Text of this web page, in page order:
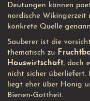
Deutungen können
nordische Wikingerzeit
konkrete Quelle
Sauberer ist die
thematisch zu
Hauswirtschaft, doch
nicht sicher überliefert.
liegt eher über Honig
Bienen-Gottheit.